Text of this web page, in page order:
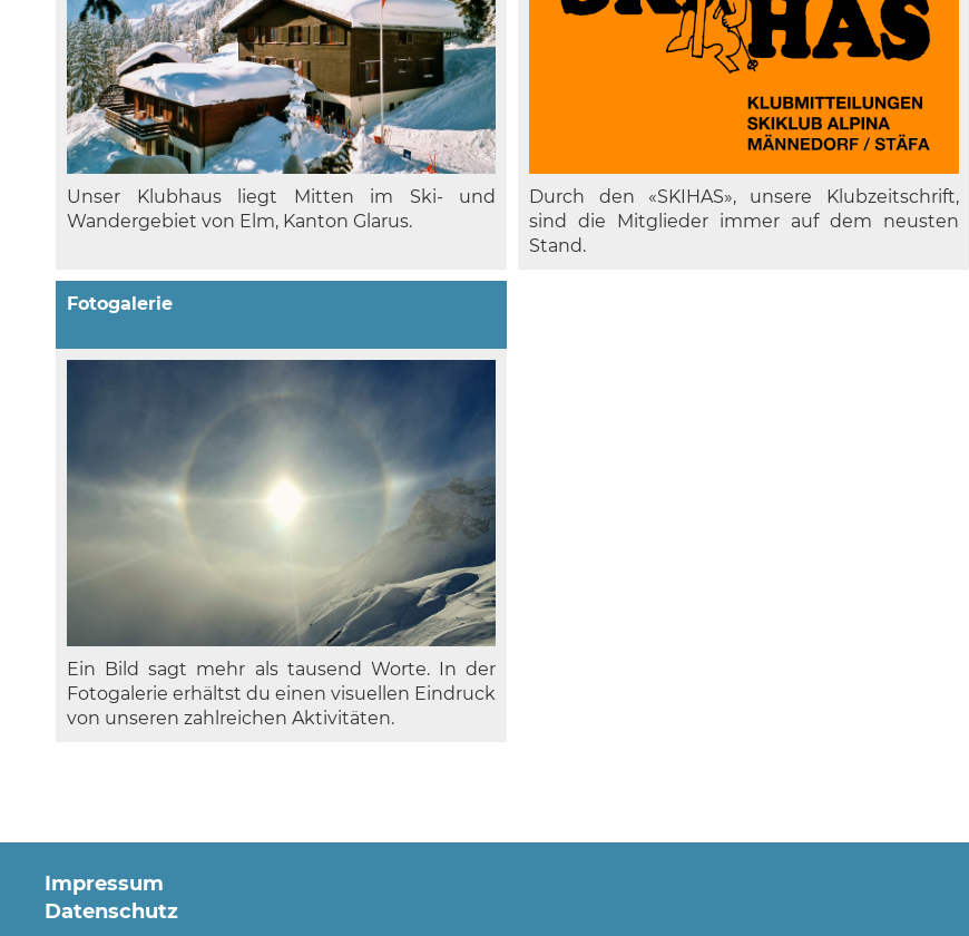
Unser Klubhaus liegt Mitten im Ski- und
Wandergebiet von Elm, Kanton Glarus.
Durch den «SKIHAS», unsere Klubzeitschrift,
sind die Mitglieder immer auf dem neusten
Stand.
Fotogalerie
Ein Bild sagt mehr als tausend Worte. In der
Fotogalerie erhältst du einen visuellen Eindruck
von unseren zahlreichen Aktivitäten.
Impressum
Datenschutz